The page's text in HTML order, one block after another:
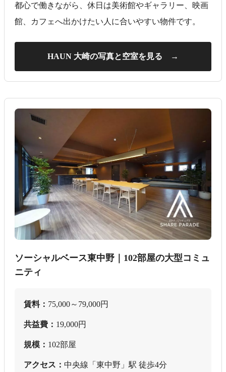
都心で働きながら、休日は美術館やギャラリー、映画
館、カフェへ出かけたい人に合いやすい物件です。
HAUN 大崎の写真と空室を見る →
ソーシャルベース東中野｜102部屋の大型コミュ
ニティ
賃料： 75,000～79,000円
共益費： 19,000円
規模： 102部屋
アクセス： 中央線「東中野」駅 徒歩4分